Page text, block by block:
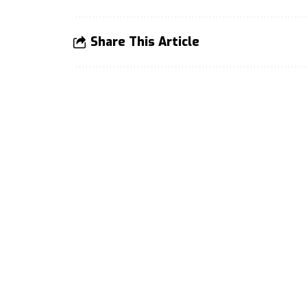
Share This Article